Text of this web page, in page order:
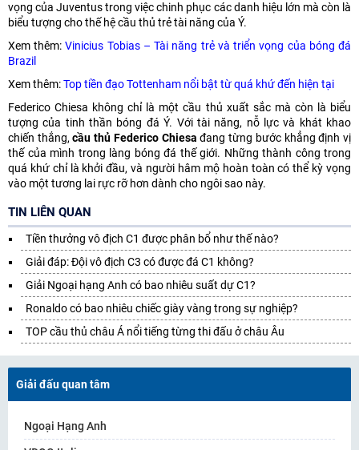
vọng của Juventus trong việc chinh phục các danh hiệu lớn mà còn là
biểu tượng cho thế hệ cầu thủ trẻ tài năng của Ý.
Xem thêm:Vinicius Tobias – Tài năng trẻ và triển vọng của bóng đá
Brazil
Xem thêm:Top tiền đạo Tottenham nổi bật từ quá khứ đến hiện tại
Federico Chiesa không chỉ là một cầu thủ xuất sắc mà còn là biểu
tượng của tinh thần bóng đá Ý. Với tài năng, nỗ lực và khát khao
chiến thắng,cầu thủ Federico Chiesa đang từng bước khẳng định vị
thế của mình trong làng bóng đá thế giới. Những thành công trong
quá khứ chỉ là khởi đầu, và người hâm mộ hoàn toàn có thể kỳ vọng
vào một tương lai rực rỡ hơn dành cho ngôi sao này.
TIN LIÊN QUAN
Tiền thưởng vô địch C1 được phân bổ như thế nào?
Giải đáp: Đội vô địch C3 có được đá C1 không?
Giải Ngoại hạng Anh có bao nhiêu suất dự C1?
Ronaldo có bao nhiêu chiếc giày vàng trong sự nghiệp?
TOP cầu thủ châu Á nổi tiếng từng thi đấu ở châu Âu
Giải đấu quan tâm
Ngoại Hạng Anh